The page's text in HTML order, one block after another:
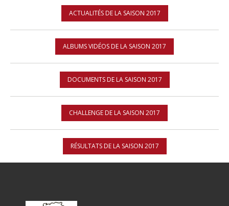
ACTUALITÉS DE LA SAISON 2017
ALBUMS VIDÉOS DE LA SAISON 2017
DOCUMENTS DE LA SAISON 2017
CHALLENGE DE LA SAISON 2017
RÉSULTATS DE LA SAISON 2017